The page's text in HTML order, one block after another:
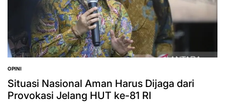
POSTED
IN
OPINI
Situasi Nasional Aman Harus Dijaga dari
Provokasi Jelang HUT ke-81 RI